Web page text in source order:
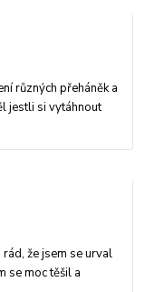
různých přeháněk a
jestli si vytáhnout
že jsem se urval
se moc těšil a